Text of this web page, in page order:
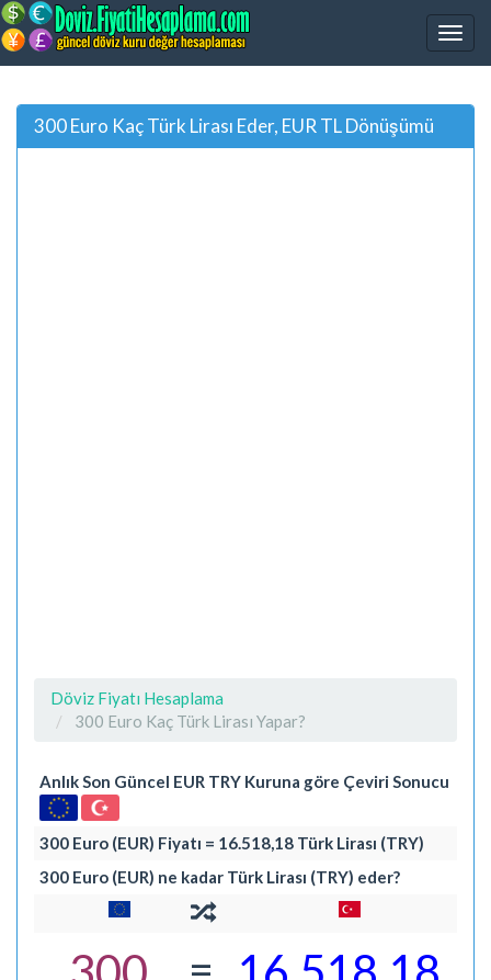
300 Euro Kaç Türk Lirası Eder, EUR TL Dönüşümü
Döviz Fiyatı Hesaplama
300 Euro Kaç Türk Lirası Yapar?
Anlık Son Güncel EUR TRY Kuruna göre Çeviri Sonucu
300 Euro (EUR) Fiyatı = 16.518,18 Türk Lirası (TRY)
300 Euro (EUR) ne kadar Türk Lirası (TRY) eder?
=